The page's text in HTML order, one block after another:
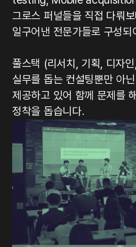
그로스 퍼널들을 직접 다뤄
일구어낸 전문가들로 구성되
풀스택 (리서치, 기획, 디자
실무를 돕는 컨설팅뿐만 아
제공하고 있어 함께 문제를
정착을 돕습니다.